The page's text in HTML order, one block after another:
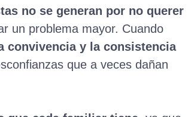
no se generan por no querer
un problema mayor. Cuando
convivencia y la consistencia
que a veces dañan